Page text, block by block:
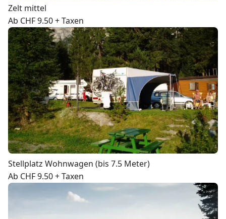
Zelt mittel
Ab CHF 9.50 + Taxen
Stellplatz Wohnwagen (bis 7.5 Meter)
Ab CHF 9.50 + Taxen